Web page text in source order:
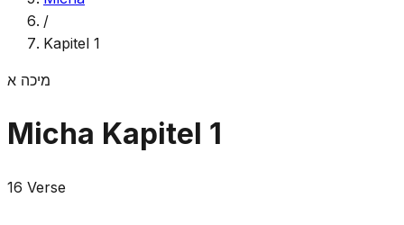
/
Kapitel 1
מיכה א
Micha Kapitel 1
16 Verse